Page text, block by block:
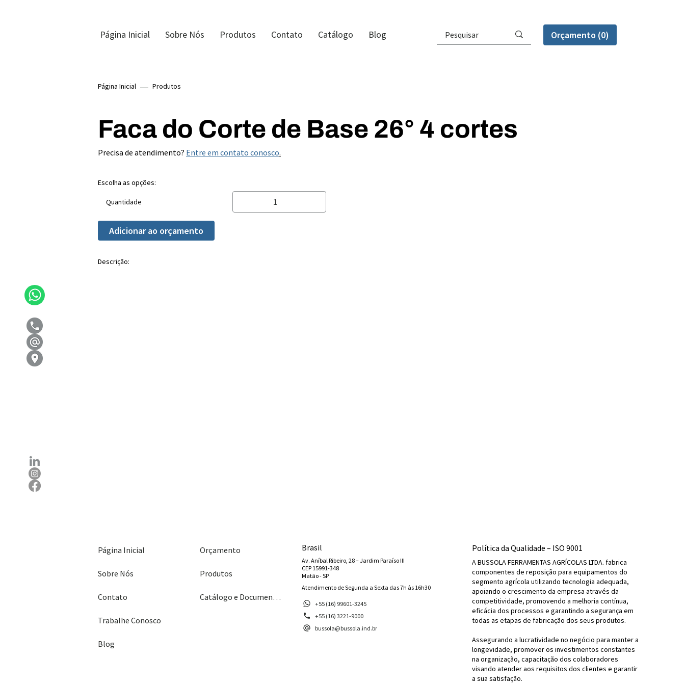
Orçamento (0)
Página Inicial Sobre Nós Produtos Contato Catálogo Blog
Adicionar ao orçamento
Quantidade
Escolha as opções:
Descrição:
Página Inicial Produtos
Faca do Corte de Base 26° 4 cortes
Precisa de atendimento? Entre em contato conosco.
Página Inicial
Sobre Nós
Contato
Trabalhe Conosco
Blog
Orçamento
Produtos
Catálogo e Documentos
Brasil
Av. Aníbal Ribeiro, 28 – Jardim Paraíso III
CEP 15991-348
Matão - SP
Atendimento de Segunda a Sexta das 7h às 16h30
+55 (16) 99601-3245
+55 (16) 3221-9000
bussola@bussola.ind.br
Política da Qualidade – ISO 9001
A BUSSOLA FERRAMENTAS AGRÍCOLAS LTDA. fabrica
componentes de reposição para equipamentos do
segmento agrícola utilizando tecnologia adequada,
apoiando o crescimento da empresa através da
competitividade, promovendo a melhoria contínua,
eficácia dos processos e garantindo a segurança em
todas as etapas de fabricação dos seus produtos.
Assegurando a lucratividade no negócio para manter a
longevidade, promover os investimentos constantes
na organização, capacitação dos colaboradores
visando atender aos requisitos dos clientes e garantir
a sua satisfação.